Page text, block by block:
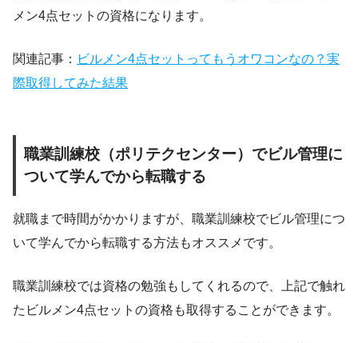
メン4点セットの資格になります。
関連記事： ビルメン4点セットってもうオワコンなの？実
際取得してみた結果
職業訓練校（ポリテクセンター）でビル管理に
ついて学んでから転職する
就職まで時間がかかりますが、職業訓練校でビル管理につ
いて学んでから転職する方法もオススメです。
職業訓練校では資格の勉強もしてくれるので、上記で触れ
たビルメン4点セットの資格も取得することができます。